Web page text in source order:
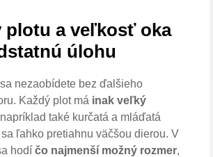
plotu a veľkosť oka
úlohu
nezaobídete bez ďalšieho
Každý plot má inak veľký
také kurčatá a mláďatá
ľahko pretiahnu väčšou dierou. V
hodí čo najmenší možný rozmer,